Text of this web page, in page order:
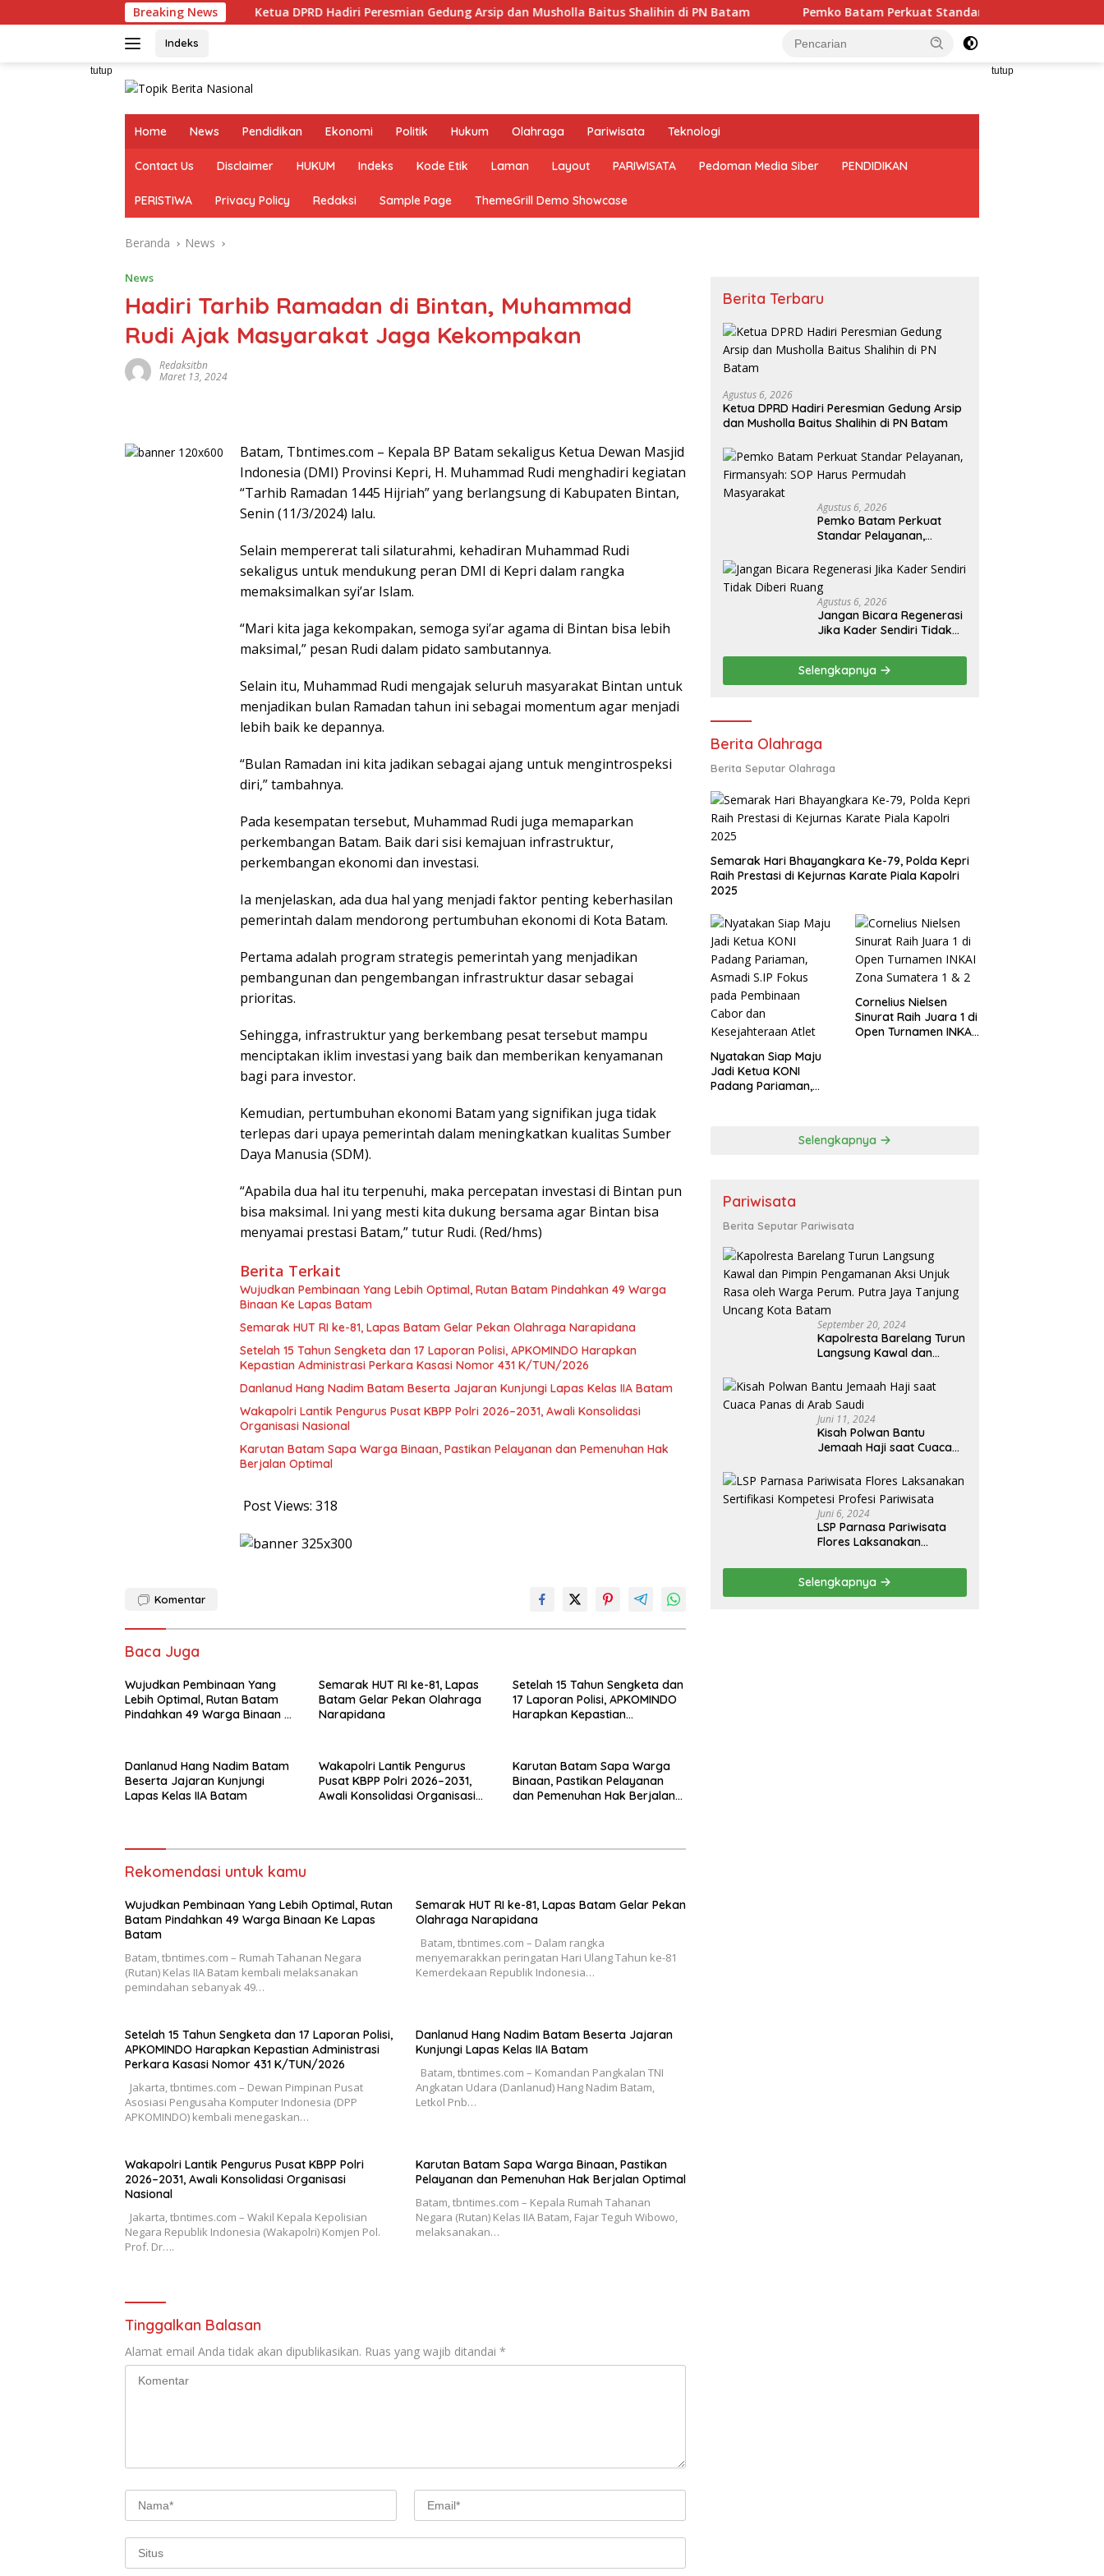
ke
Breaking NewsKetua DPRD Hadiri Peresmian Gedung Arsip dan Musholla Baitus Shalihin di PN Batam Pemko Batam Perkuat Standar Pelayanan, Firmansyah: SOP
Indeks
tutup tutup
Home News Pendidikan Ekonomi Politik Hukum Olahraga Pariwisata Teknologi
Contact Us Disclaimer HUKUM Indeks Kode Etik Laman Layout PARIWISATA Pedoman Media Siber PENDIDIKAN
PERISTIWA Privacy Policy Redaksi Sample Page ThemeGrill Demo Showcase
Beranda News
News
Hadiri Tarhib Ramadan di Bintan, Muhammad
Rudi Ajak Masyarakat Jaga Kekompakan
Redaksitbn
Maret 13, 2024
Batam, Tbntimes.com – Kepala BP Batam sekaligus Ketua Dewan Masjid
Indonesia (DMI) Provinsi Kepri, H. Muhammad Rudi menghadiri kegiatan
“Tarhib Ramadan 1445 Hijriah” yang berlangsung di Kabupaten Bintan,
Senin (11/3/2024) lalu.
Selain mempererat tali silaturahmi, kehadiran Muhammad Rudi
sekaligus untuk mendukung peran DMI di Kepri dalam rangka
memaksimalkan syi’ar Islam.
“Mari kita jaga kekompakan, semoga syi’ar agama di Bintan bisa lebih
maksimal,” pesan Rudi dalam pidato sambutannya.
Selain itu, Muhammad Rudi mengajak seluruh masyarakat Bintan untuk
menjadikan bulan Ramadan tahun ini sebagai momentum agar menjadi
lebih baik ke depannya.
“Bulan Ramadan ini kita jadikan sebagai ajang untuk mengintrospeksi
diri,” tambahnya.
Pada kesempatan tersebut, Muhammad Rudi juga memaparkan
perkembangan Batam. Baik dari sisi kemajuan infrastruktur,
perkembangan ekonomi dan investasi.
Ia menjelaskan, ada dua hal yang menjadi faktor penting keberhasilan
pemerintah dalam mendorong pertumbuhan ekonomi di Kota Batam.
Pertama adalah program strategis pemerintah yang menjadikan
pembangunan dan pengembangan infrastruktur dasar sebagai
prioritas.
Sehingga, infrastruktur yang berkembang pesat tersebut mampu
menciptakan iklim investasi yang baik dan memberikan kenyamanan
bagi para investor.
Kemudian, pertumbuhan ekonomi Batam yang signifikan juga tidak
terlepas dari upaya pemerintah dalam meningkatkan kualitas Sumber
Daya Manusia (SDM).
“Apabila dua hal itu terpenuhi, maka percepatan investasi di Bintan pun
bisa maksimal. Ini yang mesti kita dukung bersama agar Bintan bisa
menyamai prestasi Batam,” tutur Rudi. (Red/hms)
Berita Terkait
Wujudkan Pembinaan Yang Lebih Optimal, Rutan Batam Pindahkan 49 Warga
Binaan Ke Lapas Batam
Semarak HUT RI ke-81, Lapas Batam Gelar Pekan Olahraga Narapidana
Setelah 15 Tahun Sengketa dan 17 Laporan Polisi, APKOMINDO Harapkan
Kepastian Administrasi Perkara Kasasi Nomor 431 K/TUN/2026
Danlanud Hang Nadim Batam Beserta Jajaran Kunjungi Lapas Kelas IIA Batam
Wakapolri Lantik Pengurus Pusat KBPP Polri 2026–2031, Awali Konsolidasi
Organisasi Nasional
Karutan Batam Sapa Warga Binaan, Pastikan Pelayanan dan Pemenuhan Hak
Berjalan Optimal
Post Views: 318
Komentar
Baca Juga
Wujudkan Pembinaan Yang
Lebih Optimal, Rutan Batam
Pindahkan 49 Warga Binaan Ke
Semarak HUT RI ke-81, Lapas
Batam Gelar Pekan Olahraga
Narapidana
Setelah 15 Tahun Sengketa dan
17 Laporan Polisi, APKOMINDO
Harapkan Kepastian
Danlanud Hang Nadim Batam
Beserta Jajaran Kunjungi
Lapas Kelas IIA Batam
Wakapolri Lantik Pengurus
Pusat KBPP Polri 2026–2031,
Awali Konsolidasi Organisasi
Karutan Batam Sapa Warga
Binaan, Pastikan Pelayanan
dan Pemenuhan Hak Berjalan
Rekomendasi untuk kamu
Wujudkan Pembinaan Yang Lebih Optimal, Rutan
Batam Pindahkan 49 Warga Binaan Ke Lapas
Batam
Batam, tbntimes.com – Rumah Tahanan Negara
(Rutan) Kelas IIA Batam kembali melaksanakan
pemindahan sebanyak 49…
Semarak HUT RI ke-81, Lapas Batam Gelar Pekan
Olahraga Narapidana
Batam, tbntimes.com – Dalam rangka
menyemarakkan peringatan Hari Ulang Tahun ke-81
Kemerdekaan Republik Indonesia…
Setelah 15 Tahun Sengketa dan 17 Laporan Polisi,
APKOMINDO Harapkan Kepastian Administrasi
Perkara Kasasi Nomor 431 K/TUN/2026
Jakarta, tbntimes.com – Dewan Pimpinan Pusat
Asosiasi Pengusaha Komputer Indonesia (DPP
APKOMINDO) kembali menegaskan…
Danlanud Hang Nadim Batam Beserta Jajaran
Kunjungi Lapas Kelas IIA Batam
Batam, tbntimes.com – Komandan Pangkalan TNI
Angkatan Udara (Danlanud) Hang Nadim Batam,
Letkol Pnb…
Wakapolri Lantik Pengurus Pusat KBPP Polri
2026–2031, Awali Konsolidasi Organisasi
Nasional
Jakarta, tbntimes.com – Wakil Kepala Kepolisian
Negara Republik Indonesia (Wakapolri) Komjen Pol.
Prof. Dr….
Karutan Batam Sapa Warga Binaan, Pastikan
Pelayanan dan Pemenuhan Hak Berjalan Optimal
Batam, tbntimes.com – Kepala Rumah Tahanan
Negara (Rutan) Kelas IIA Batam, Fajar Teguh Wibowo,
melaksanakan…
Tinggalkan Balasan
Alamat email Anda tidak akan dipublikasikan. Ruas yang wajib ditandai *
Berita Terbaru
Agustus 6, 2026
Ketua DPRD Hadiri Peresmian Gedung Arsip
dan Musholla Baitus Shalihin di PN Batam
Agustus 6, 2026
Pemko Batam Perkuat
Standar Pelayanan,
Permudah Masyarakat
Agustus 6, 2026
Jangan Bicara Regenerasi
Jika Kader Sendiri Tidak
Selengkapnya
Berita Olahraga
Berita Seputar Olahraga
Semarak Hari Bhayangkara Ke-79, Polda Kepri
Raih Prestasi di Kejurnas Karate Piala Kapolri
2025
Nyatakan Siap Maju
Jadi Ketua KONI
Padang Pariaman,
Kesejahteraan Atlet
Cornelius Nielsen
Sinurat Raih Juara 1 di
Open Turnamen INKAI
Selengkapnya
Pariwisata
Berita Seputar Pariwisata
September 20, 2024
Kapolresta Barelang Turun
Langsung Kawal dan
Unjuk Rasa oleh Warga
Perum. Putra Jaya
Tanjung Uncang Kota
Batam
Juni 11, 2024
Kisah Polwan Bantu
Jemaah Haji saat Cuaca
Juni 6, 2024
LSP Parnasa Pariwisata
Flores Laksanakan
Profesi Pariwisata
Selengkapnya